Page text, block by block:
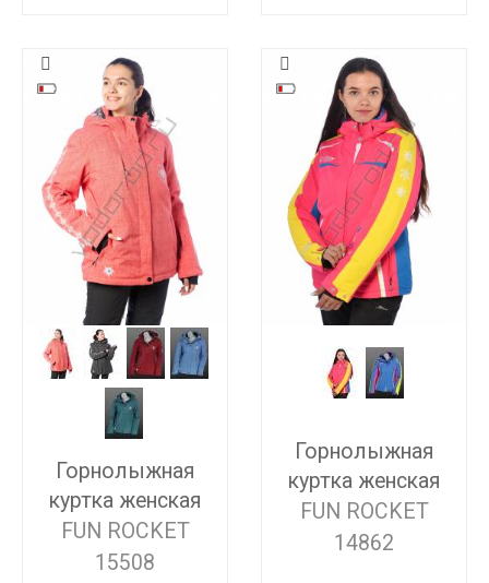
Горнолыжная
куртка женская
FUN ROCKET
15508
Горнолыжная
куртка женская
FUN ROCKET
14862